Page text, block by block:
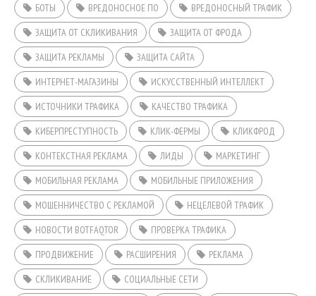
БОТЫ
ВРЕДОНОСНОЕ ПО
ВРЕДОНОСНЫЙ ТРАФИК
ЗАЩИТА ОТ СКЛИКИВАНИЯ
ЗАЩИТА ОТ ФРОДА
ЗАЩИТА РЕКЛАМЫ
ЗАЩИТА САЙТА
ИНТЕРНЕТ-МАГАЗИНЫ
ИСКУССТВЕННЫЙ ИНТЕЛЛЕКТ
ИСТОЧНИКИ ТРАФИКА
КАЧЕСТВО ТРАФИКА
КИБЕРПРЕСТУПНОСТЬ
КЛИК-ФЕРМЫ
КЛИКФРОД
КОНТЕКСТНАЯ РЕКЛАМА
ЛИДЫ
МАРКЕТИНГ
МОБИЛЬНАЯ РЕКЛАМА
МОБИЛЬНЫЕ ПРИЛОЖЕНИЯ
МОШЕННИЧЕСТВО С РЕКЛАМОЙ
НЕЦЕЛЕВОЙ ТРАФИК
НОВОСТИ BOTFAQTOR
ПРОВЕРКА ТРАФИКА
ПРОДВИЖЕНИЕ
РАСШИРЕНИЯ
РЕКЛАМА
СКЛИКИВАНИЕ
СОЦИАЛЬНЫЕ СЕТИ